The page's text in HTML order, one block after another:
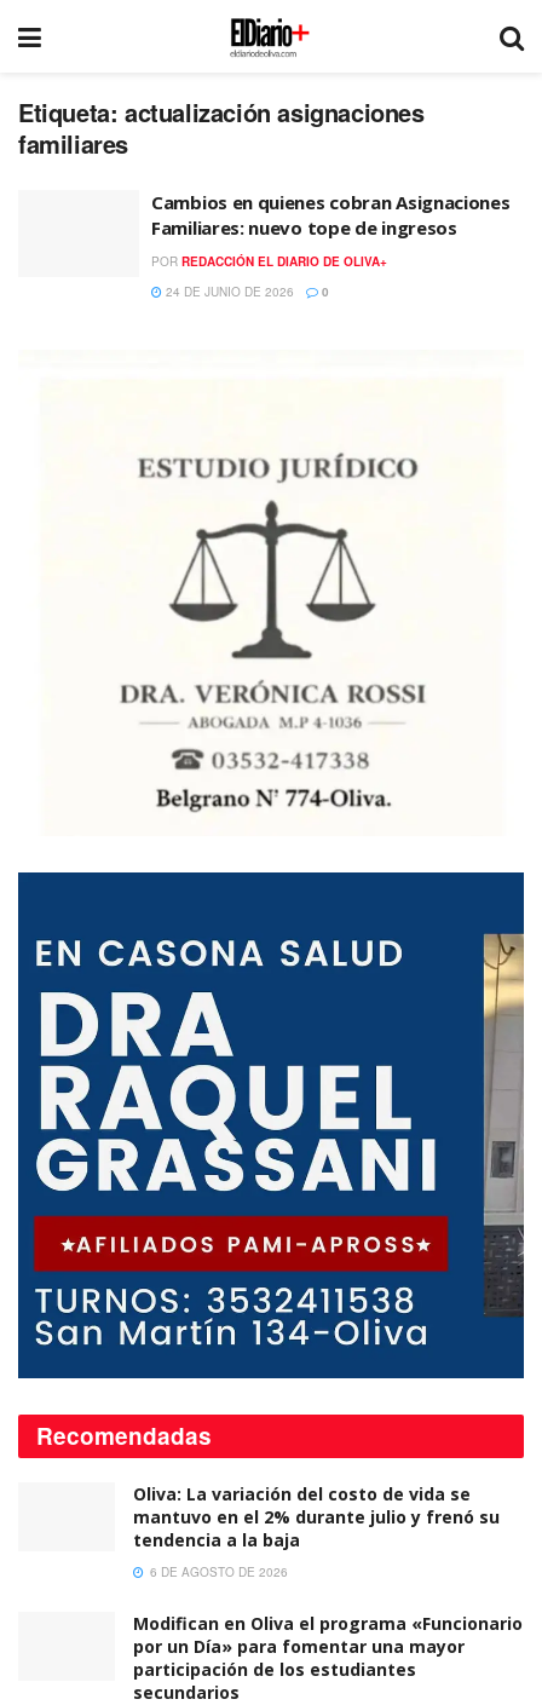
Etiqueta: actualización asignaciones
familiares
Cambios en quienes cobran Asignaciones
Familiares: nuevo tope de ingresos
POR REDACCIÓN EL DIARIO DE OLIVA+
24 DE JUNIO DE 2026
0
Recomendadas
Oliva: La variación del costo de vida se
mantuvo en el 2% durante julio y frenó su
tendencia a la baja
6 DE AGOSTO DE 2026
Modifican en Oliva el programa «Funcionario
por un Día» para fomentar una mayor
participación de los estudiantes
secundarios